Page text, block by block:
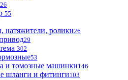
55
натяжители, ролики26
29
302
53
и томозные машинки146
шланги и фитинги103